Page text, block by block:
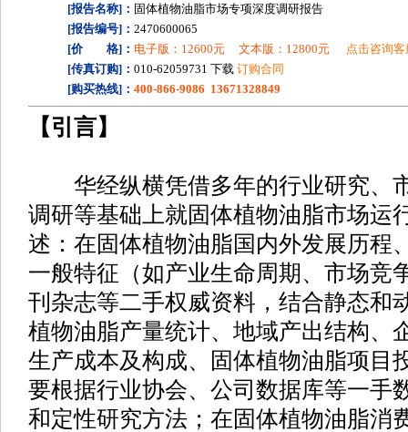
[报告名称]： 固体植物油脂市场专项深度调研报告
[报告编号]： 2470600065
[价 格]： 电子版：12600元 文本版：12800元
点击咨询客
[传真订购]： 010-62059731 下载 订购合同
[购买热线]： 400-866-9086 13671328849
【引言】
华经纵横凭借多年的行业研究、
调研等基础上就固体植物油脂市场运
述：在固体植物油脂国内外发展历程
一般特征（如产业生命周期、市场竞
刊杂志等二手权威资料，结合静态和
植物油脂产量统计、地域产出结构、
生产成本及构成、固体植物油脂项目
要根据行业协会、公司数据库等一手
和定性研究方法；在固体植物油脂消